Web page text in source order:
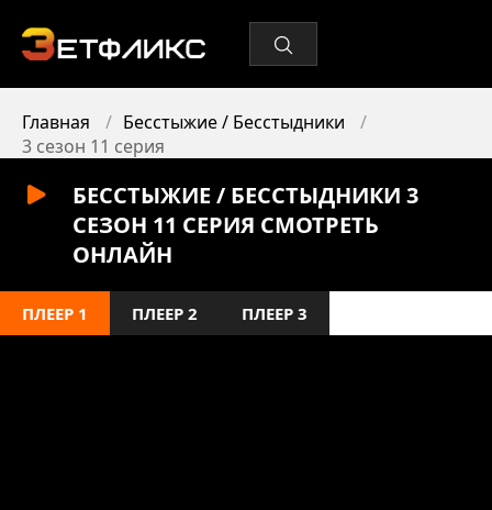
Главная
Бесстыжие / Бесстыдники
3 сезон 11 серия
БЕССТЫЖИЕ / БЕССТЫДНИКИ 3
СЕЗОН 11 СЕРИЯ СМОТРЕТЬ
ОНЛАЙН
ПЛЕЕР 1 ПЛЕЕР 2 ПЛЕЕР 3